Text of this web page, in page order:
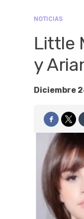
NOTICIAS
Little
y
Diciembre